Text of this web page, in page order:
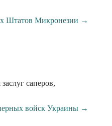
Штатов Микронезии →
саперов,
войск Украины →